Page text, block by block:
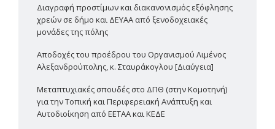
Διαγραφή προστίμων και διακανονισμός εξόφλησης
χρεών σε δήμο και ΔΕΥΑΑ από ξενοδοχειακές
μονάδες της πόλης
Αποδοχές του προέδρου του Οργανισμού Λιμένος
Αλεξανδρούπολης, κ. Σταυράκογλου [Διαύγεια]
Μεταπτυχιακές σπουδές στο ΔΠΘ (στην Κομοτηνή)
για την Τοπική και Περιφερειακή Ανάπτυξη και
Αυτοδιοίκηση από ΕΕΤΑΑ και ΚΕΔΕ